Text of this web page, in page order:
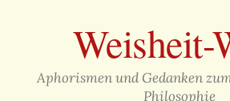
überspringen
Aphorismen und Gedanken
Philosophie